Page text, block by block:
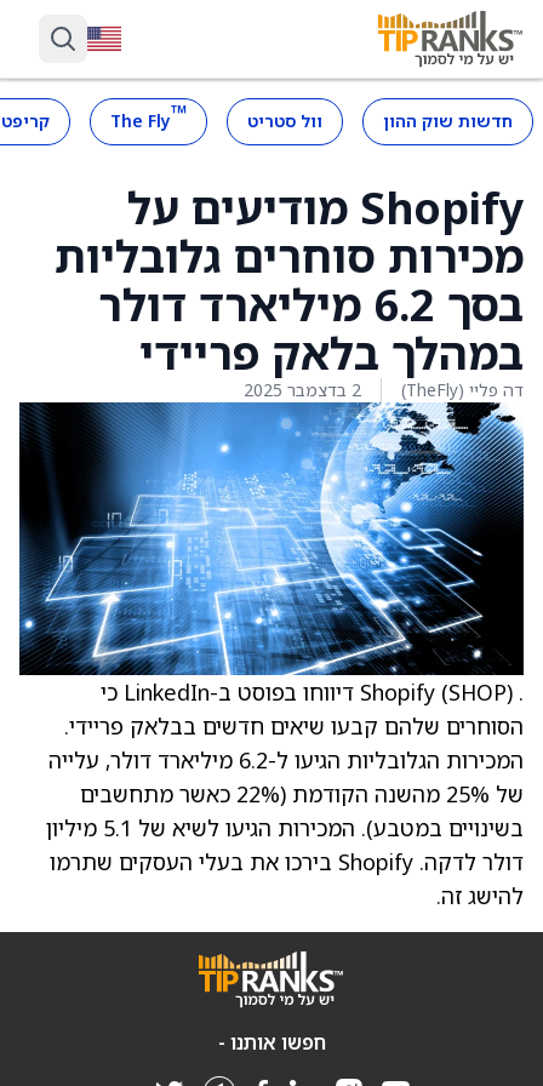
חדשות שוק ההון וול סטריט ™
The Fly
Shopify מודיעים על
מכירות סוחרים גלובליות
בסך 6.2 מיליארד דולר
במהלך בלאק פריידי
דה פליי (TheFly) 2 בדצמבר 2025
. Shopify (SHOP) דיווחו בפוסט ב-LinkedIn כי
הסוחרים שלהם קבעו שיאים חדשים בבלאק פריידי.
המכירות הגלובליות הגיעו ל-6.2 מיליארד דולר, עלייה
של 25% מהשנה הקודמת (22% כאשר מתחשבים
בשינויים במטבע). המכירות הגיעו לשיא של 5.1 מיליון
דולר לדקה. Shopify בירכו את בעלי העסקים שתרמו
להישג זה.
חפשו אותנו -